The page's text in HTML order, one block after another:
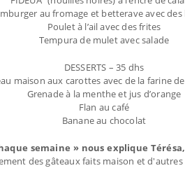
au fromage et betterave avec des
Poulet à l’ail avec des frites
Tempura de mulet avec salade
DESSERTS – 35 dhs
maison aux carottes avec de la farine
Grenade à la menthe et jus d’orange
Flan au café
Banane au chocolat
semaine » nous explique
des gâteaux faits maison et